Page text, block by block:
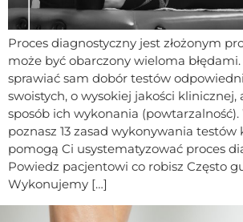
Proces diagnostyczny jest złożonym
może być obarczony wieloma
sprawiać sam dobór testów
swoistych, o wysokiej jakości klinicznej,
sposób ich wykonania
poznasz 13 zasad wykonywania
pomogą Ci usystematyzować proces
Powiedz pacjentowi co robisz Często
Wykonujemy […]